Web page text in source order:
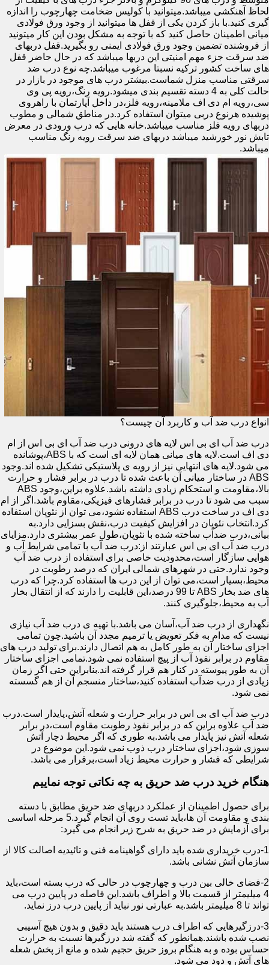
لحاظ آهنکشی میباشد.میتوانید با کولیس ضخامت چهارچوب را اندازه
گیری کنید.با باز کردن یکی از قفل ها میتوانید از وجود ورق فولادی
میانی اطمینان حاصل کنید که با توجه به مشکل بودن این کار میتونید
از فروشنده تضمین وجود ورق فولادی ایمنی رو بگیرید.قفل دربهای
ضد سرقت جزء مهم امنیتی این دربها میباشد که در حال حاضر قفل
های ساخت کشور ترکیه نسبتا مرغوب میباشد.چه نوع درب ضد
سرقتی مناسب منزل شماست.بیشتر درب های موجود در بازار در
حالت کلی به 4 دسته تقسیم بندی میشود.رویه رنگ،رویه پی وی
سی،رویه ام دی اف ملامینه،رویه فلز،در داخل آپارتمان با راهروی
پوشیده هرنوع دربی میتوان استفاده کرد.در مناطق شمالی و مطوب
دربهای رویه فلز مناسب میباشد.خانه هایی که درب ورودی در معرض
تابش نور خورشید میباشد دربهای ضد سرقت رویه رنگ مناسب
میباشد.
انواع درب ضد آب و کاربرد آن چیست؟
درب ضد آب ای بی اس لایه های درونی درب ضد آب ای بی اس از ام
دی اف است.لایه های میانی همان لایه ای است که با ABS،پوشانده
می شود.لایه های انتهایی نیز از رویه ی پلاستیکی تشکیل شده اند.وجود
ABS در ساختار میانی آن باعث شده تا درب در برابر فشار و حرارت
بالا،مقاومت و استحکام زیادی داشته باشد.علاوه براین،وجود ABS
سبب می شود تا درب در برابر فشارهای فیزیکی،مقاوم باشد.اگر از ام
دی اف در ساخت درب ABS استفاده نشود،می توان از نئوپان استفاده
کرد.انتخاب نئوپان در افزایش کیفیت درب،نقش بسزایی دارد.به
بیانی،درب ضدآب ساخته شده با نئوپان،طول عمر بیشتری دارد.مزایای
درب ضد آب ای بی اس عبارتند از:درب ضد آب با تمامی شرایط آب و
هوایی سازگار است،محدودیت خاصی برای استفاده از درب ضد آب
وجود ندارد.حتی در شهرهای شمالی ایران که درصد رطوبت در
محیط،بسیار است،می توان از این درب ها استفاده کرد.چرا که درب
های ضد بخار ABS تا 99 درصد،این قابلیت را دارند که از انتقال بخار
آب به محیط،جلوگیری کنند.
نگهداری از درب ضد آب،آسان می باشد.با تهیه ی درب ضد آب نیازی
نیست که مدام به فکر تعویض یا ترمیم مجدد آن باشید.چون تمامی
اجزای ساختار آن به طور کامل به هم اتصال دارند.برای تولید درب های
مقاوم در برابر نفوذ آب از پیچ استفاده نمی شود.تمامی اجزای ساختار
آن به طور پیوسته در کنار هم قرار گرفته اند.بنابراین حتی اگر زمان
زیادی از درب ضدآب استفاده کنید،ساختار منسجم آن از هم گسسته
نمی شود.
درب ضد آب ای بی اس در برابر حرارت و شعله آتش،پایدار است.درب
ضد آب علاوه براین که در برابر نفوذ رطوبت مقاوم است،در برابر
شعله آتش نیز پایدار می باشد.به طوری که اگر محیط دچار آتش
سوزی شود،اجزای ساختار درب ذوب نمی شود.این موضوع در
شرایطی که فشار و حرارت محیط زیاد است،برقرار می باشد.
هنگام خرید درب ضد حریق به چه نکاتی توجه نماییم
برای حصول اطمینان از عملکرد دربهای ضد حریق مطابق با دسته
بندی و مقاومت آن ها،باید تست روی آن انجام گیرد.5 مرحله اساسی
برای آزمایش در ضد حریق به شرح زیر انجام می گیرد:
1-درب خریداری شده باید دارای گواهینامه فنی و تائیدیه اصالت کالا از
سازمان آتش نشانی باشد.
2-فضای خالی بین درب و چهارچوب در حالی که درب بسته است،باید
4 میلیمتر از قسمت بالا و اطراف باشد.این فاصله در پایین درب می
تواند تا 8 میلیمتر باشد.به عبارتی نور نباید از پایین درب درز نماید.
3-درزگیرهایی که اطراف درب هستند باید دقیق و بدون هیچ آسیبی
نصب شده باشند.همانطور که گفته شد درزگیرها نسبت به حرارت
حساس بوده و به هنگام بروز حریق حجیم شده و مانع از پخش شعله
های آتش و دود می شود.